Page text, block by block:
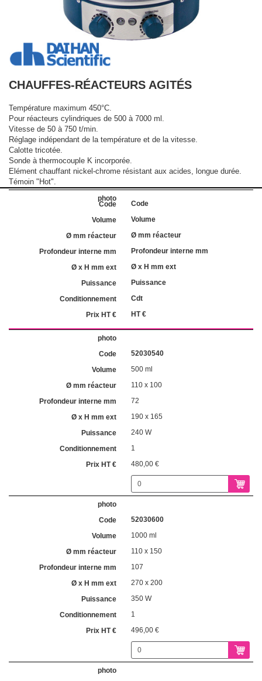
CHAUFFES-RÉACTEURS AGITÉS
Température maximum 450°C.
Pour réacteurs cylindriques de 500 à 7000 ml.
Vitesse de 50 à 750 t/min.
Réglage indépendant de la température et de la vitesse.
Calotte tricotée.
Sonde à thermocouple K incorporée.
Elément chauffant nickel-chrome résistant aux acides, longue durée.
Témoin "Hot".
Code
Volume
Ø mm réacteur
Profondeur interne mm
Ø x H mm ext
Puissance
Cdt
HT €
52030540
500 ml
110 x 100
72
190 x 165
240 W
1
480,00 €
52030600
1000 ml
110 x 150
107
270 x 200
350 W
1
496,00 €